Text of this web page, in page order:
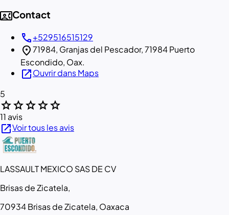
contact_phoneContact
call+529516515129
location_on71984, Granjas del Pescador, 71984 Puerto
Escondido, Oax.
open_in_newOuvrir dans Maps
5
starstarstarstarstar
11 avis
open_in_newVoir tous les avis
LASSAULT MEXICO SAS DE CV
Brisas de Zicatela,
70934 Brisas de Zicatela, Oaxaca